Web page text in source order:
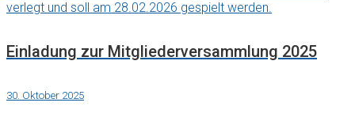
verlegt und soll am 28.02.2026 gespielt werden.
Einladung zur Mitgliederversammlung 2025
30. Oktober 2025